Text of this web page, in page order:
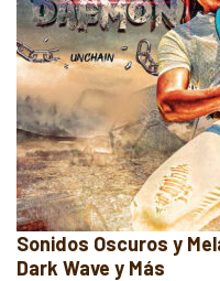
Sonidos Oscuros y
Dark Wave y Más